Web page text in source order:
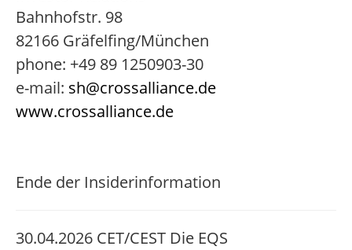
Bahnhofstr. 98
82166 Gräfelfing/München
phone: +49 89 1250903-30
e-mail: sh@crossalliance.de
www.crossalliance.de
Ende der Insiderinformation
30.04.2026 CET/CEST Die EQS